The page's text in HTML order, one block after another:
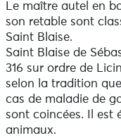
Le maître autel en
son retable sont
Saint Blaise.
Saint Blaise de
316 sur ordre de
selon la tradition
cas de maladie de
sont coincées. Il est
animaux.